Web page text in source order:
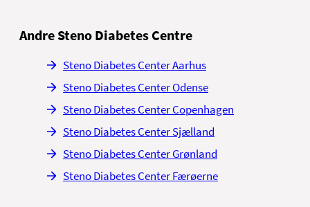
Andre Steno Diabetes Centre
Steno Diabetes Center Aarhus
Steno Diabetes Center Odense
Steno Diabetes Center Copenhagen
Steno Diabetes Center Sjælland
Steno Diabetes Center Grønland
Steno Diabetes Center Færøerne